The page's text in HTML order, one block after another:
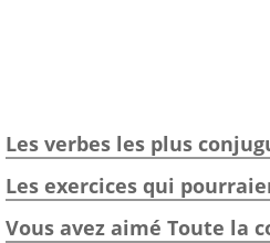
Les verbes les plus
Les exercices qui
Vous avez aimé Toute la